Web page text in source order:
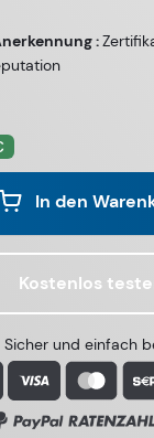
:
In den
Kostenlos
Sicher und einfach